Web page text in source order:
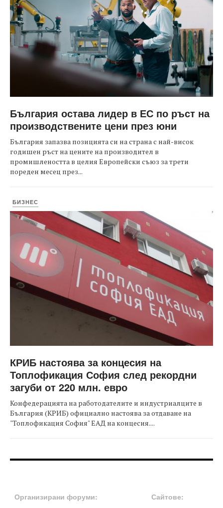
България остава лидер в ЕС по ръст на
производствените цени през юни
България запазва позицията си на страна с най-висок
годишен ръст на цените на производител в
промишлеността в целия Европейски съюз за трети
пореден месец през...
БИЗНЕС
КРИБ настоява за концесия на
Топлофикация София след рекордни
загуби от 220 млн. евро
Конфедерацията на работодателите и индустриалците в
България (КРИБ) официално настоява за отдаване на
"Топлофикация София" ЕАД на концесия....
Организирани форуми: Сайтове: